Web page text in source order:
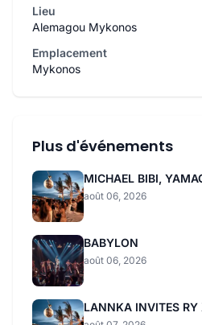
Lieu
Alemagou Mykonos
Emplacement
Mykonos
Plus d'événements
MICHAEL BIBI,
août 06, 2026
BABYLON
août 06, 2026
LANNKA INVITES RY